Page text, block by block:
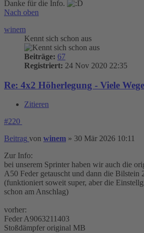
Danke für die Info.
Nach oben
winem
Kennt sich schon aus
Beiträge: 67
Registriert: 24 Nov 2020 22:35
Re: 4x2 Höherlegung - Viele
Zitieren
#220
Beitrag von winem » 30 Mär 2026 10:11
Zur Info:
bei unserem Sprinter haben wir auch die
A50 Feder getauscht und dann die Bilstein
(funktioniert soweit super, aber die
schon am Anschlag)
vorher:
Feder A9063211403
Stoßdämpfer original MB